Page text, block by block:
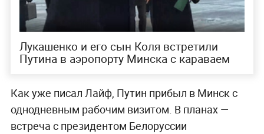
Лукашенко и его сын Коля встретили
Путина в аэропорту Минска с караваем
Как уже писал Лайф, Путин прибыл в Минск с
однодневным рабочим визитом. В планах —
встреча с президентом Белоруссии